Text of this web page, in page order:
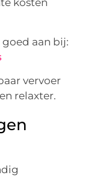
kosten
aan bij:
vervoer
relaxter.